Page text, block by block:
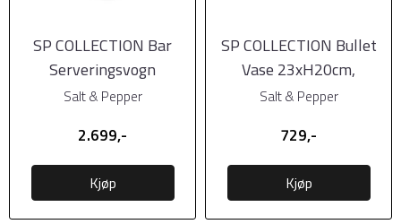
SP COLLECTION Bar
Serveringsvogn
48xH61,5cm - 2 hyller, ...
Salt & Pepper
2.699,-
Kjøp
SP COLLECTION Bullet
Vase 23xH20cm,
Antrasitt
Salt & Pepper
729,-
Kjøp